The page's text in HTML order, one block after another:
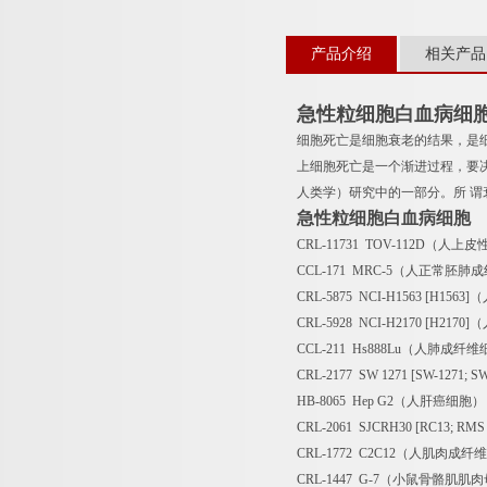
产品介绍 相关产品
急性粒细胞白血病细
细胞死亡是细胞衰老的结果，是
上细胞死亡是一个渐进过程，要
人类学）研究中的一部分。所 谓
急性粒细胞白血病细胞
CRL-11731 TOV-112D（人上皮
CCL-171 MRC-5（人正常胚肺
CRL-5875 NCI-H1563 [H1563]
CRL-5928 NCI-H2170 [H2170]
CCL-211 Hs888Lu（人肺成纤维
CRL-2177 SW 1271 [SW-1271;
HB-8065 Hep G2（人肝癌细胞
CRL-2061 SJCRH30 [RC13;
CRL-1772 C2C12（人肌肉成纤
CRL-1447 G-7（小鼠骨骼肌肌